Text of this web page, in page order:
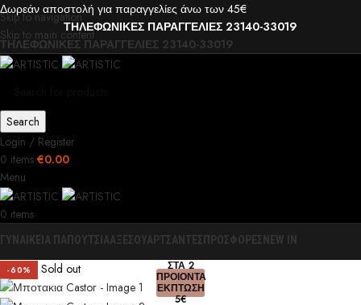
Skip to navigation
Skip to main content
Δωρεάν αποστολή για παραγγελίες άνω των 45€
ΤΗΛΕΦΩΝΙΚΕΣ ΠΑΡΑΓΓΕΛΙΕΣ 23140-33019
ΤΗΛΕΦΩΝΙΚΕΣ ΠΑΡΑΓΓΕΛΙΕΣ 23140-33019
Search
Login / Register
0 items €0.00
Menu
0 items
ΓΥΝΑΙΚΕΙΑ ΠΑΠΟΥΤΣΙΑΑΞΕΣΟΥΑΡΤΣΑΝΤΕΣ ΠΡΟΣΦΟΡΕΣ NEW IN
0-60% Sold out ΣΤΑ 2
ΠΡΟΙΟΝΤΑ
ΕΚΠΤΩΣΗ
5€